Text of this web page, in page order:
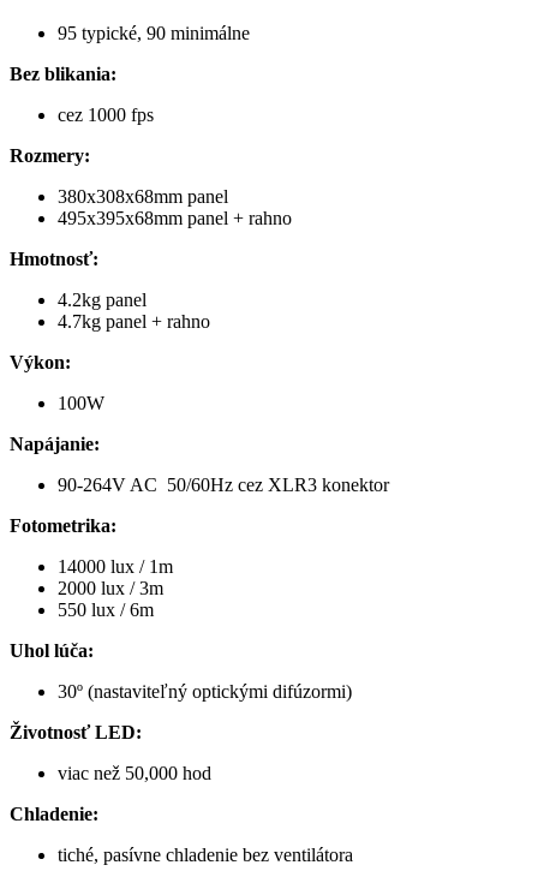
95 typické, 90 minimálne
Bez blikania:
cez 1000 fps
Rozmery:
380x308x68mm panel
495x395x68mm panel + rahno
Hmotnosť:
4.2kg panel
4.7kg panel + rahno
Výkon:
100W
Napájanie:
90-264V AC 50/60Hz cez XLR3 konektor
Fotometrika:
14000 lux / 1m
2000 lux / 3m
550 lux / 6m
Uhol lúča:
30º (nastaviteľný optickými difúzormi)
Životnosť LED:
viac než 50,000 hod
Chladenie:
tiché, pasívne chladenie bez ventilátora